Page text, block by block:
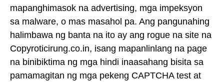
mapanghimasok na advertising, mga impeksyon
sa malware, o mas masahol pa. Ang pangunahing
halimbawa ng banta na ito ay ang rogue na site na
Copyroticirung.co.in, isang mapanlinlang na page
na binibiktima ng mga hindi inaasahang bisita sa
pamamagitan ng mga pekeng CAPTCHA test at